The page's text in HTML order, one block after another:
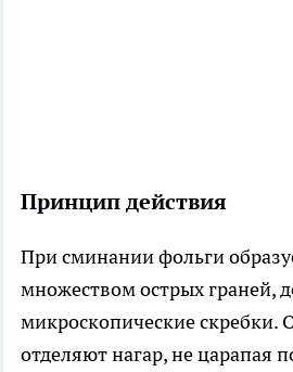
Принцип действия
При сминании фольги
множеством острых граней,
микроскопические скребки.
отделяют нагар, не царапая